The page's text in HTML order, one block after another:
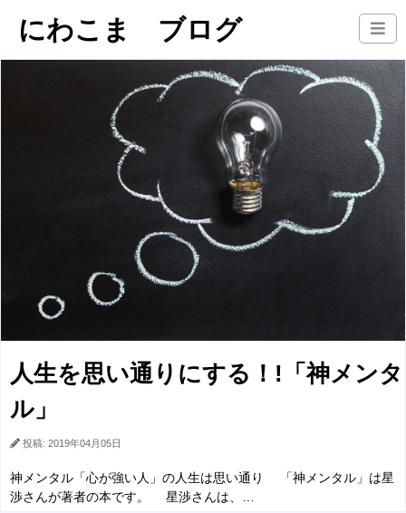
にわこま ブログ
人生を思い通りにする！!「神メンタ
ル」
投稿: 2019年04月05日
神メンタル「心が強い人」の人生は思い通り 「神メンタル」は星
渉さんが著者の本です。 星渉さんは、…